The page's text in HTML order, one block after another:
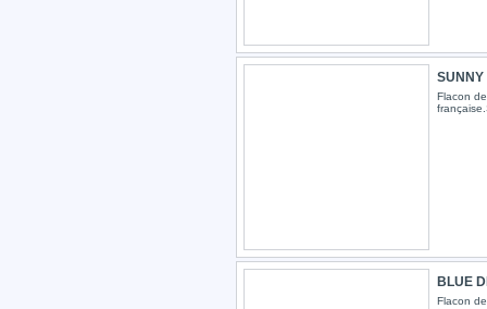
SUNNY
Flacon
BLUE
Flacon